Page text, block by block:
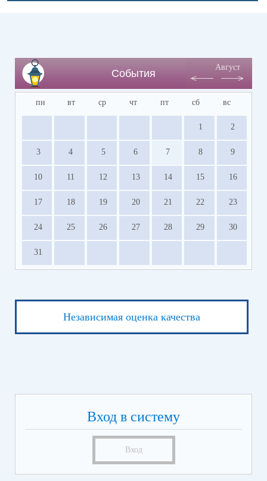
События
Август
пн вт ср чт пт сб вс
1 2
3 4 5 6 7 8 9
10 11 12 13 14 15 16
17 18 19 20 21 22 23
24 25 26 27 28 29 30
31
Независимая оценка качества
Вход в систему
Вход